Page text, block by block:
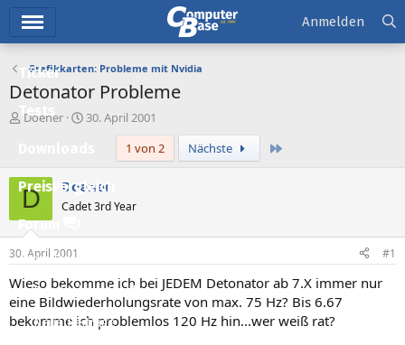
Ticker
Tests
Preisvergleich
Forum
Aktuelles
Empfohlene Inhalte
Neue Beiträge
Anmelden
Grafikkarten: Probleme mit Nvidia
Detonator Probleme
E
e
e
Doener
E
e
l
m
30. April 2001
1 von 2
Nächste
D Doener
Cadet 3rd Year
30. April 2001 #1
Wieso bekomme ich bei JEDEM Detonator ab 7.X immer nur
eine Bildwiederholungsrate von max. 75 Hz? Bis 6.67
bekomme ich problemlos 120 Hz hin...wer weiß rat?